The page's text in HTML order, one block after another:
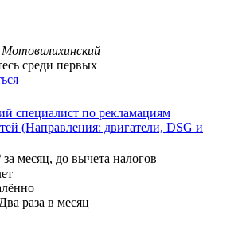
среди первых
специалист по рекламациям
(Направления: двигатели, DSG и
за месяц, до вычета налогов
раза в месяц